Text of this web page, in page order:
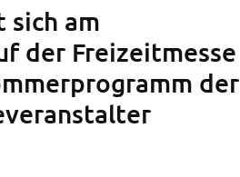
sich am
der Freizeitmesse
der